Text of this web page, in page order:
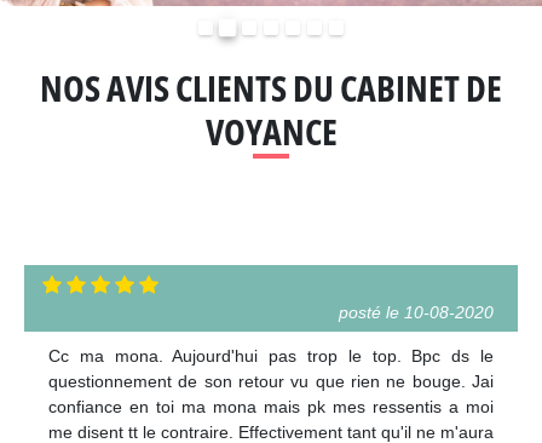
NOS AVIS CLIENTS DU CABINET DE
VOYANCE
posté le 10-08-2020
Cc ma mona. Aujourd'hui pas trop le top. Bpc ds le
questionnement de son retour vu que rien ne bouge. Jai
confiance en toi ma mona mais pk mes ressentis a moi
me disent tt le contraire. Effectivement tant qu'il ne m'aura